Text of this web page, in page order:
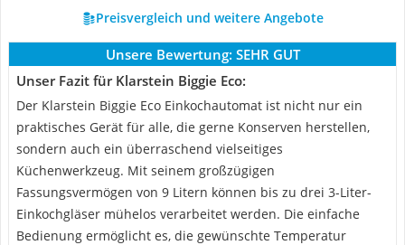
Preisvergleich und weitere Angebote
Unsere Bewertung: SEHR GUT
Unser Fazit für Klarstein Biggie Eco:
Der Klarstein Biggie Eco Einkochautomat ist nicht nur ein
praktisches Gerät für alle, die gerne Konserven herstellen,
sondern auch ein überraschend vielseitiges
Küchenwerkzeug. Mit seinem großzügigen
Fassungsvermögen von 9 Litern können bis zu drei 3-Liter-
Einkochgläser mühelos verarbeitet werden. Die einfache
Bedienung ermöglicht es, die gewünschte Temperatur